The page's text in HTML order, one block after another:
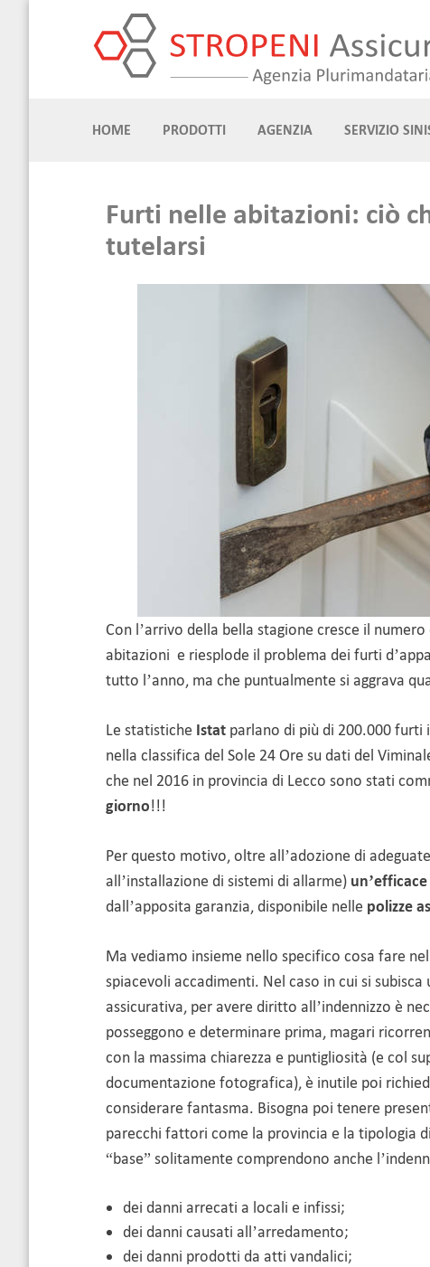
HOME PRODOTTI AGENZIA SERVIZIO
Furti nelle abitazioni: ciò
tutelarsi
Con l’arrivo della bella stagione cresce il
abitazioni e riesplode il problema dei furti
tutto l’anno, ma che puntualmente si aggrava
Le statistiche Istat parlano di più di 200.000 furti
nella classifica del Sole 24 Ore su dati del
che nel 2016 in provincia di Lecco sono stati
giorno!!!
Per questo motivo, oltre all’adozione di
all’installazione di sistemi di allarme)
dall’apposita garanzia, disponibile nelle polizze
Ma vediamo insieme nello specifico cosa fare
spiacevoli accadimenti. Nel caso in cui si
assicurativa, per avere diritto all’indennizzo è
posseggono e determinare prima, magari
con la massima chiarezza e puntigliosità (e col
documentazione fotografica), è inutile poi
considerare fantasma. Bisogna poi tenere
parecchi fattori come la provincia e la tipologia
“base” solitamente comprendono anche
dei danni arrecati a locali e infissi;
dei danni causati all’arredamento;
dei danni prodotti da atti vandalici;